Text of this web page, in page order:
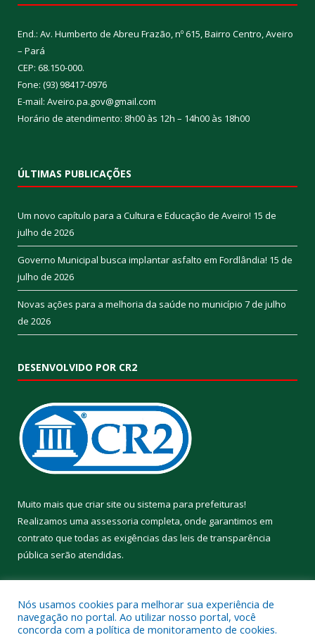
End.: Av. Humberto de Abreu Frazão, nº 615, Bairro Centro, Aveiro
– Pará
CEP: 68.150-000.
Fone: (93) 98417-0976
E-mail: Aveiro.pa.gov@gmail.com
Horário de atendimento: 8h00 às 12h – 14h00 às 18h00
ÚLTIMAS PUBLICAÇÕES
Um novo capítulo para a Cultura e Educação de Aveiro! 15 de
julho de 2026
Governo Municipal busca implantar asfalto em Fordlândia! 15 de
julho de 2026
Novas ações para a melhoria da saúde no município 7 de julho
de 2026
DESENVOLVIDO POR CR2
Muito mais que criar site ou sistema para prefeituras!
Realizamos uma assessoria completa, onde garantimos em
contrato que todas as exigências das leis de transparência
pública serão atendidas.
Nós usamos cookies para melhorar sua experiência de
navegação no portal. Ao utilizar nosso portal, você
concorda com a política de monitoramento de cookies.